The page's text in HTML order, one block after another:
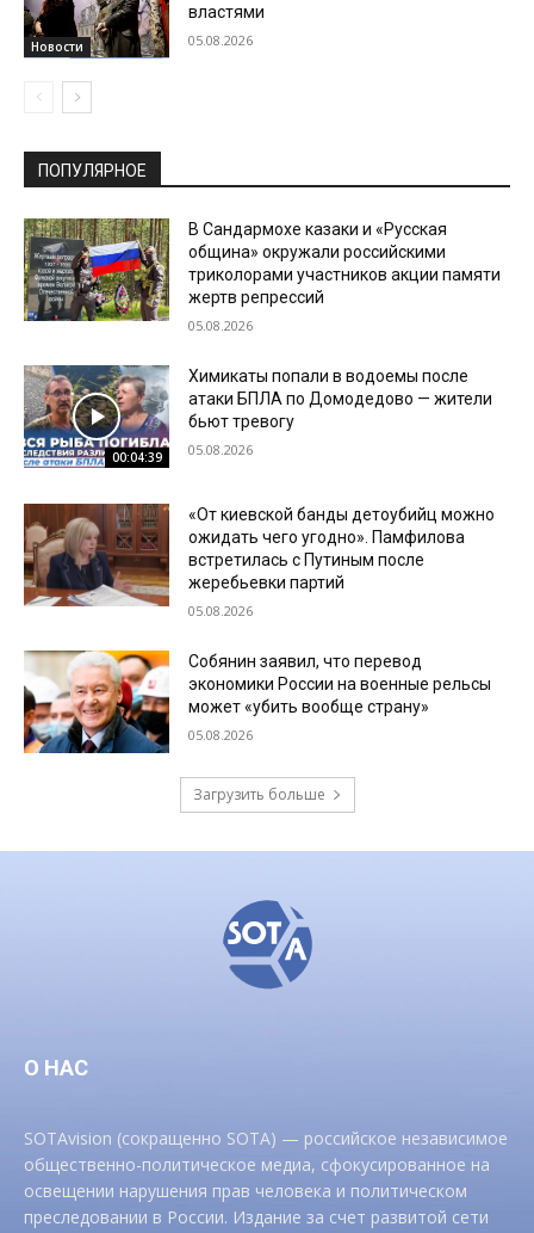
Новости
властями
05.08.2026
ПОПУЛЯРНОЕ
В Сандармохе казаки и «Русская
община» окружали российскими
триколорами участников акции памяти
жертв репрессий
05.08.2026
00:04:39
Химикаты попали в водоемы после
атаки БПЛА по Домодедово — жители
бьют тревогу
05.08.2026
«От киевской банды детоубийц можно
ожидать чего угодно». Памфилова
встретилась с Путиным после
жеребьевки партий
05.08.2026
Собянин заявил, что перевод
экономики России на военные рельсы
может «убить вообще страну»
05.08.2026
Загрузить больше
О НАС
SOTAvision (сокращенно SOTA) — российское независимое
общественно-политическое медиа, сфокусированное на
освещении нарушения прав человека и политическом
преследовании в России. Издание за счет развитой сети